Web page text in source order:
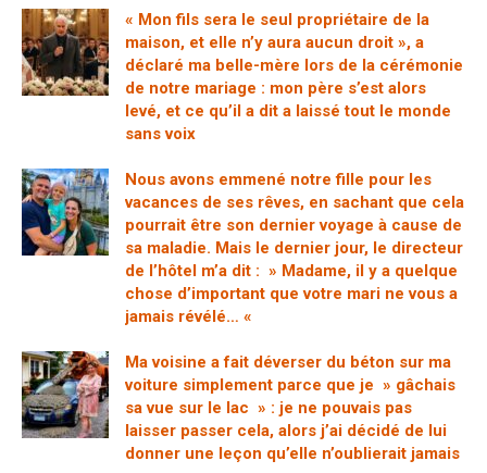
« Mon fils sera le seul propriétaire de la
maison, et elle n’y aura aucun droit », a
déclaré ma belle-mère lors de la cérémonie
de notre mariage : mon père s’est alors
levé, et ce qu’il a dit a laissé tout le monde
sans voix
Nous avons emmené notre fille pour les
vacances de ses rêves, en sachant que cela
pourrait être son dernier voyage à cause de
sa maladie. Mais le dernier jour, le directeur
de l’hôtel m’a dit : » Madame, il y a quelque
chose d’important que votre mari ne vous a
jamais révélé… «
Ma voisine a fait déverser du béton sur ma
voiture simplement parce que je » gâchais
sa vue sur le lac » : je ne pouvais pas
laisser passer cela, alors j’ai décidé de lui
donner une leçon qu’elle n’oublierait jamais